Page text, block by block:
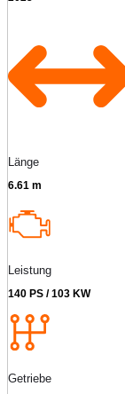
Länge
6.61 m
Leistung
140 PS / 103 KW
Getriebe